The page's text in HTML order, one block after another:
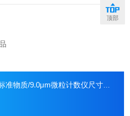
物质/9.0μm微粒计数仪尺寸标准品
顶部